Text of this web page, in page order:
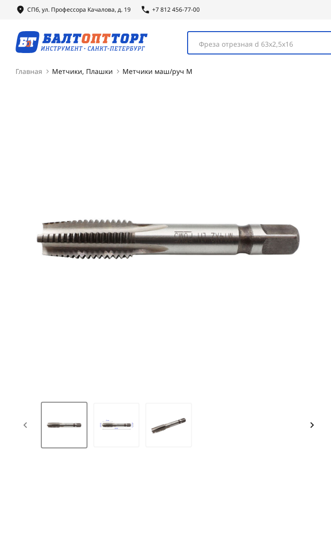
СПб, ул. Профессора Качалова, д. 19 +7 812 456-77-00
Фреза отрезная d 63х2,5х16
Главная Метчики, Плашки Метчики маш/руч М